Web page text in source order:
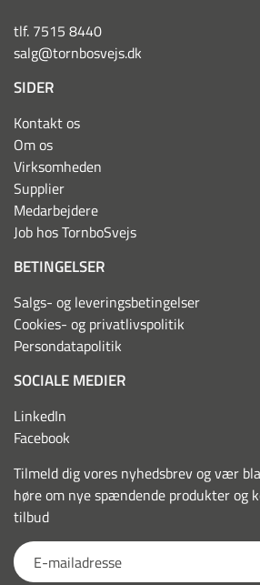
tlf. 7515 8440
salg@tornbosvejs.dk
SIDER
Kontakt os
Om os
Virksomheden
Supplier
Medarbejdere
Job hos TornboSvejs
BETINGELSER
Salgs- og leveringsbetingelser
Cookies- og privatlivspolitik
Persondatapolitik
SOCIALE MEDIER
LinkedIn
Facebook
Tilmeld dig vores nyhedsbrev og vær
høre om nye spændende produkter og
tilbud